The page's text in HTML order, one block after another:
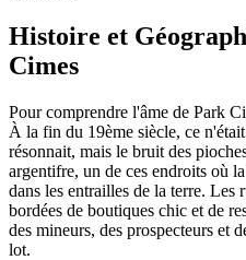
Histoire et
Cimes
Pour comprendre l'âme de Park
À la fin du 19ème siècle, ce
résonnait, mais le bruit des
argentifre, un de ces endroits où
dans les entrailles de la terre. Les
bordées de boutiques chic et de
des mineurs, des prospecteurs et
lot.